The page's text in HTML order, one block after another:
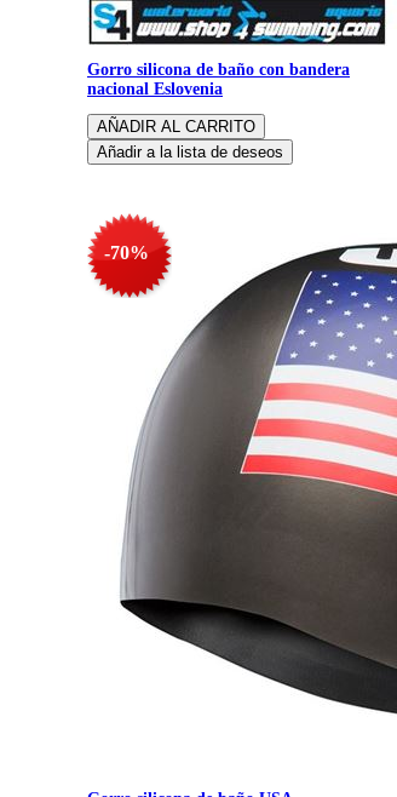
Gorro silicona de baño con bandera
nacional Eslovenia
-70%